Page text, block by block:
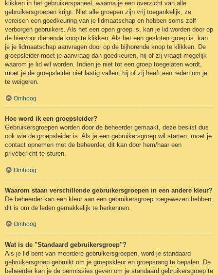
klikken in het gebruikerspaneel, waarna je een overzicht van alle
gebruikersgroepen krijgt. Niet alle groepen zijn vrij toegankelijk, ze
vereisen een goedkeuring van je lidmaatschap en hebben soms zelf
verborgen gebruikers. Als het een open groep is, kan je lid worden door op
de hiervoor dienende knop te klikken. Als het een gesloten groep is, kan
je je lidmaatschap aanvragen door op de bijhorende knop te klikken. De
groepsleider moet je aanvraag dan goedkeuren, hij of zij vraagt mogelijk
waarom je lid wil worden. Indien je niet tot een groep toegelaten wordt,
moet je de groepsleider niet lastig vallen, hij of zij heeft een reden om je
te weigeren.
Omhoog
Hoe word ik een groepsleider?
Gebruikersgroepen worden door de beheerder gemaakt, deze beslist dus
ook wie de groepsleider is. Als je een gebruikersgroep wil starten, moet je
contact opnemen met de beheerder, dit kan door hem/haar een
privébericht te sturen.
Omhoog
Waarom staan verschillende gebruikersgroepen in een andere kleur?
De beheerder kan een kleur aan een gebruikersgroep toegewezen hebben,
dit is om de leden gemakkelijk te herkennen.
Omhoog
Wat is de "Standaard gebruikersgroep"?
Als je lid bent van meerdere gebruikersgroepen, word je standaard
gebruikersgroep gebruikt om je groepskleur en groepsrang te bepalen. De
beheerder kan je de permissies geven om je standaard gebruikersgroep te